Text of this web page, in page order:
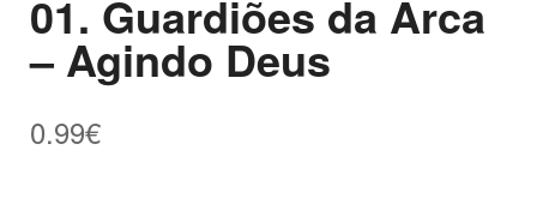
01. Guardiões da Arca
– Agindo Deus
0.99€